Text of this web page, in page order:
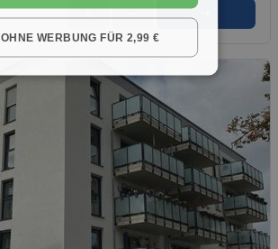
★ ➦
OHNE WERBUNG FÜR 2,99 €